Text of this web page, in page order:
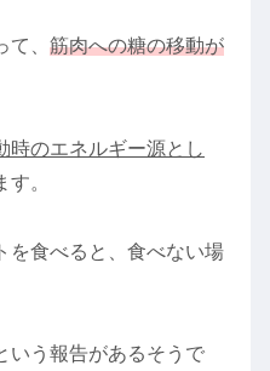
、 筋肉への糖の移動が
時のエネルギー源とし
す。
を食べると、食べない場
いう報告があるそうで